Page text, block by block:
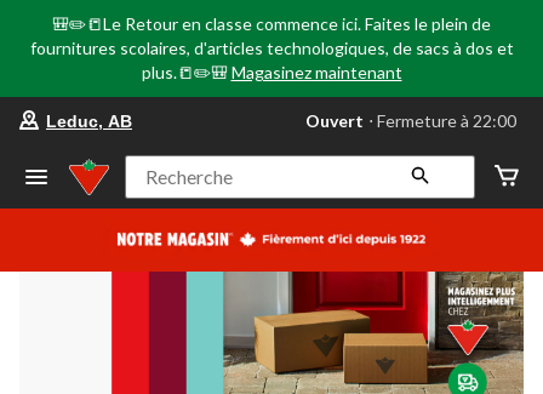
🎒✏️📒Le Retour en classe commence ici. Faites le plein de
fournitures scolaires, d'articles technologiques, de sacs à dos et
plus.📒✏️🎒 Magasinez maintenant
votre
préféré
Leduc,
AB,
courament
Fermeture
à
22:00
cliquer
pour
changer
Leduc, AB Ouvert ⋅ Fermeture à 22:00
Recherche